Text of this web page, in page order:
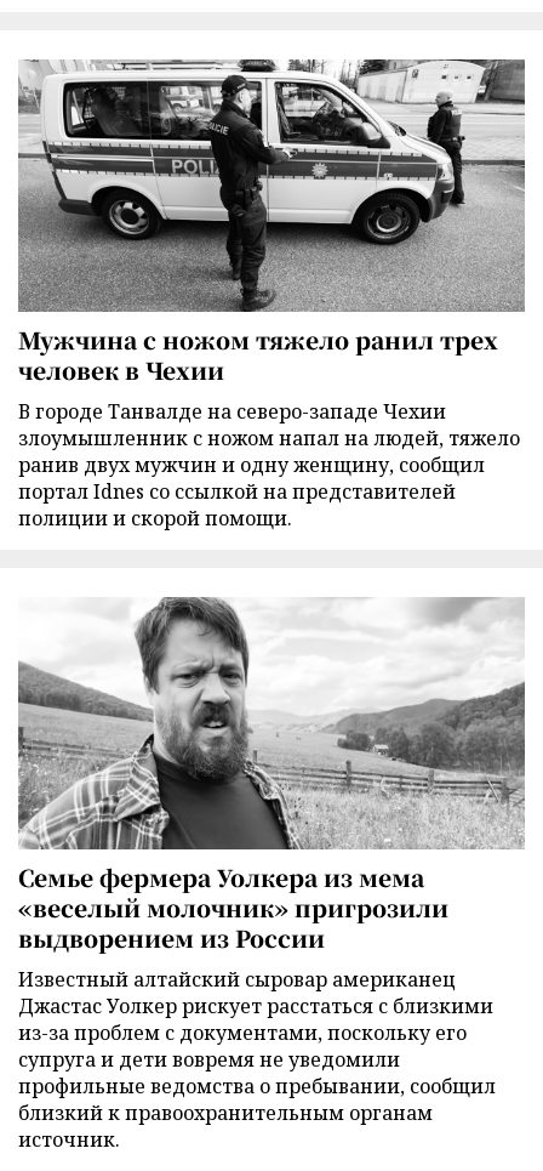
Мужчина с ножом тяжело ранил трех
человек в Чехии
В городе Танвалде на северо-западе Чехии
злоумышленник с ножом напал на людей, тяжело
ранив двух мужчин и одну женщину, сообщил
портал Idnes со ссылкой на представителей
полиции и скорой помощи.
Семье фермера Уолкера из мема
«веселый молочник» пригрозили
выдворением из России
Известный алтайский сыровар американец
Джастас Уолкер рискует расстаться с близкими
из-за проблем с документами, поскольку его
супруга и дети вовремя не уведомили
профильные ведомства о пребывании, сообщил
близкий к правоохранительным органам
источник.